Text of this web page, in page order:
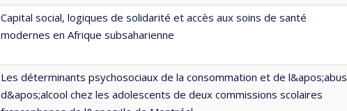
Capital social, logiques de solidarité et accès aux soins de santé
modernes en Afrique subsaharienne
Les déterminants psychosociaux de la consommation et de l&apos;abus
d&apos;alcool chez les adolescents de deux commissions scolaires